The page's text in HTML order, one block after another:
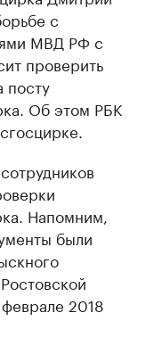
с
МВД РФ с
проверить
посту
Об этом РБК
Напомним,
были
2018